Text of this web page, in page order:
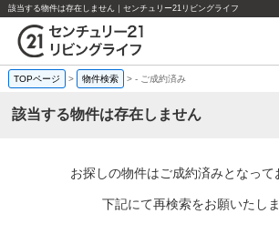
該当する物件は存在しません｜センチュリー21リビングライフ
TOPページ > 物件検索 >- ご成約済み
該当する物件は存在しません
お探しの物件はご成約済みとなって
下記にて再検索をお願いたしま